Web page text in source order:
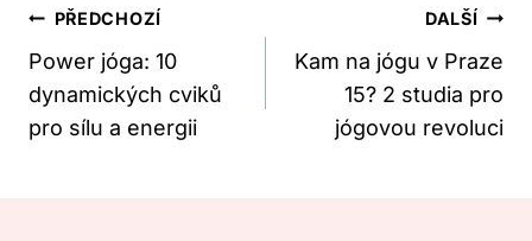
Navigace
Pro
Příspěvek
PŘEDCHOZÍ
Power jóga: 10
dynamických cviků
pro sílu a energii
DALŠÍ
Kam na jógu v Praze
15? 2 studia pro
jógovou revoluci